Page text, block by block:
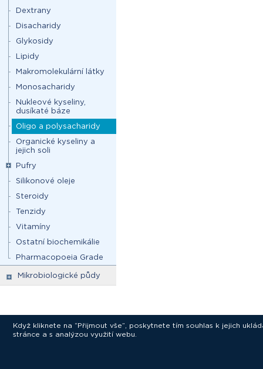
Dextrany
Disacharidy
Glykosidy
Lipidy
Makromolekulární látky
Monosacharidy
Nukleové kyseliny,
dusíkaté báze
Oligo a polysacharidy
Organické kyseliny a
jejich soli
Pufry
Silikonové oleje
Steroidy
Tenzidy
Vitamíny
Ostatní biochemikálie
Pharmacopoeia Grade
Mikrobiologické půdy
Když kliknete na “Přijmout vše”, poskytnete tím souhlas k jejich
stránce a s analýzou využití webu.